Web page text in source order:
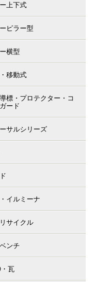
上下式
ピラー型
横型
移動式
標・プロテクター・コ
ード
サルシリーズ
イルミーナ
サイクル
ンチ
瓦